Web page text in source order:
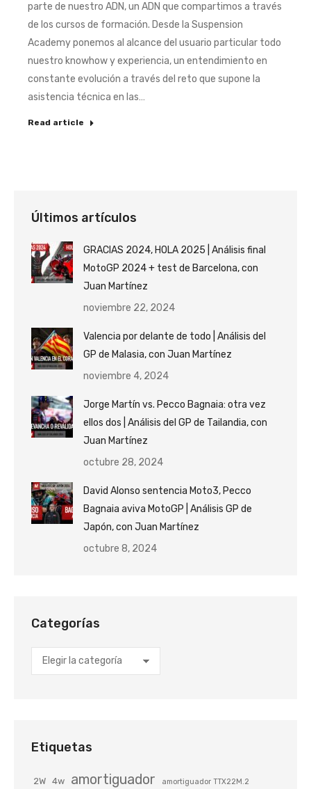
parte de nuestro ADN, un ADN que compartimos a través
de los cursos de formación. Desde la Suspension
Academy ponemos al alcance del usuario particular todo
nuestro knowhow y experiencia, un entendimiento en
constante evolución a través del reto que supone la
asistencia técnica en las…
Read article
Últimos artículos
GRACIAS 2024, HOLA 2025 | Análisis final
MotoGP 2024 + test de Barcelona, con
Juan Martínez
noviembre 22, 2024
Valencia por delante de todo | Análisis del
GP de Malasia, con Juan Martínez
noviembre 4, 2024
Jorge Martín vs. Pecco Bagnaia: otra vez
ellos dos | Análisis del GP de Tailandia, con
Juan Martínez
octubre 28, 2024
David Alonso sentencia Moto3, Pecco
Bagnaia aviva MotoGP | Análisis GP de
Japón, con Juan Martínez
octubre 8, 2024
Categorías
Categorías
Etiquetas
2W 4w amortiguador amortiguador TTX22M.2